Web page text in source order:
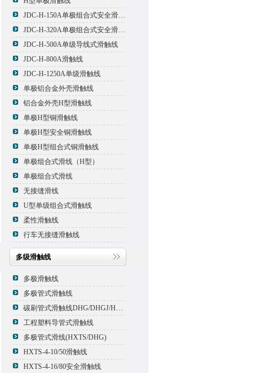
JDC-H-150A单极组合式安全滑触线
JDC-H-320A单极组合式安全滑触线
JDC-H-500A单级导线式滑触线
JDC-H-800A滑触线
JDC-H-1250A单级滑触线
单极铝合金外壳滑触线
铝合金外壳H型滑触线
单极H型铜滑触线
单极H型安全铜滑触线
单极H型组合式铜滑触线
单极组合式滑线（H型）
单极组合式滑线
无接缝滑线
U型单级组合式滑触线
柔性滑触线
行车无接缝滑触线
多级滑触线
多极滑触线
多极管式滑触线
碳刷管式滑触线DHG/DHGJ/HXTL/HXTS-4
工程塑料导管式滑触线
多极管式滑线(HXTS/DHG)
HXTS-4-10/50滑触线
HXTS-4-16/80安全滑触线